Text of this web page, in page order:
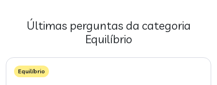
Últimas perguntas da categoria
Equilíbrio
Equilíbrio